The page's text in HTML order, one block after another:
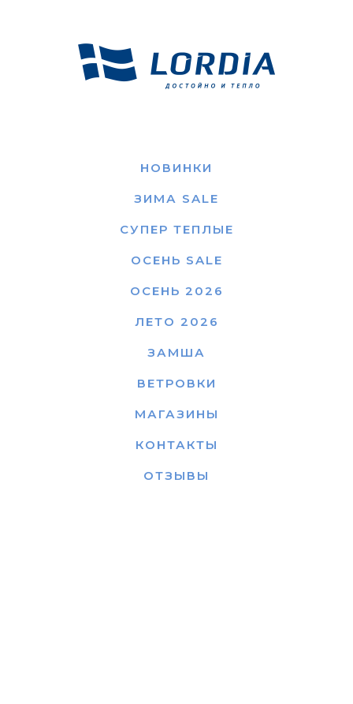
НОВИНКИ
ЗИМА SALE
СУПЕР ТЕПЛЫЕ
ОСЕНЬ SALE
ОСЕНЬ 2026
ЛЕТО 2026
ЗАМША
ВЕТРОВКИ
МАГАЗИНЫ
КОНТАКТЫ
ОТЗЫВЫ